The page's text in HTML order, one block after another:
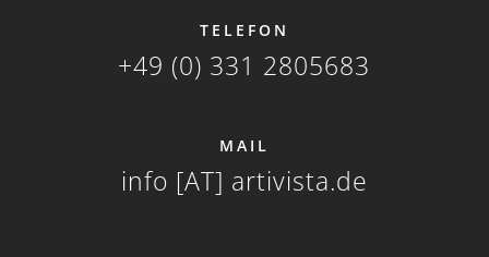
TELEFON
+49 (0) 331 2805683
MAIL
info [AT] artivista.de